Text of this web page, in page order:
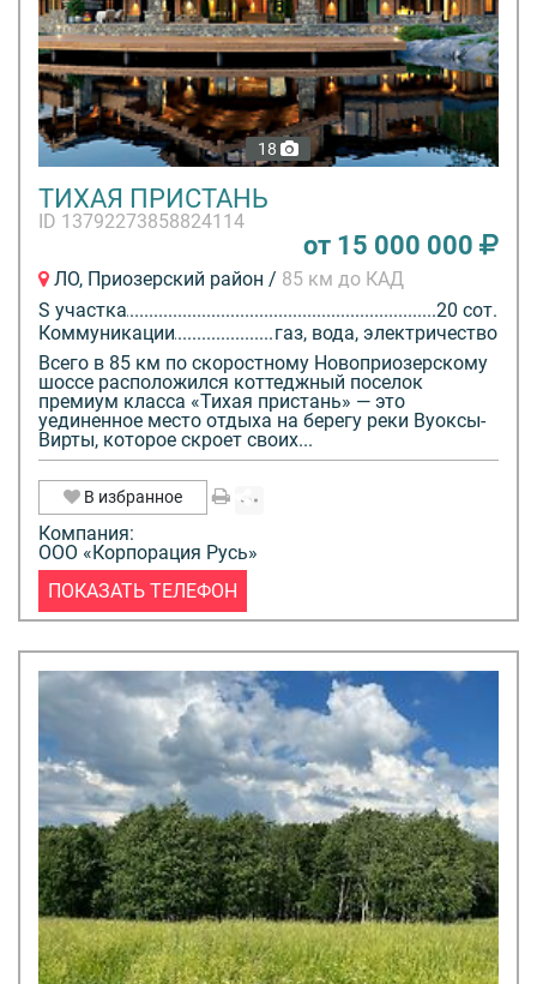
18
ТИХАЯ ПРИСТАНЬ
ID 13792273858824114
от 15 000 000
ЛО, Приозерский район / 85 км до КАД
S участка
20 сот.
Коммуникации
газ, вода, электричество
Всего в 85 км по скоростному Новоприозерскому
шоссе расположился коттеджный поселок
премиум класса «Тихая пристань» — это
уединенное место отдыха на берегу реки Вуоксы-
Вирты, которое скроет своих...
В избранное
Компания:
ООО «Корпорация Русь»
ПОКАЗАТЬ ТЕЛЕФОН